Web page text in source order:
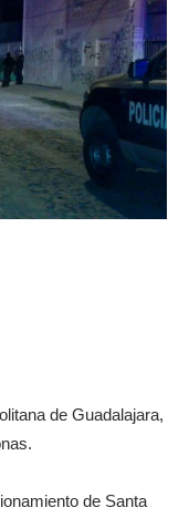
de Guadalajara,
de Santa